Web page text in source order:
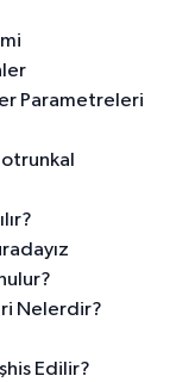
Parametreleri
Nelerdir?
Edilir?